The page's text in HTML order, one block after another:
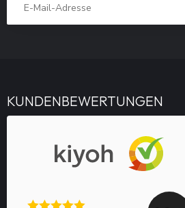
KUNDENBEWERTUNGEN